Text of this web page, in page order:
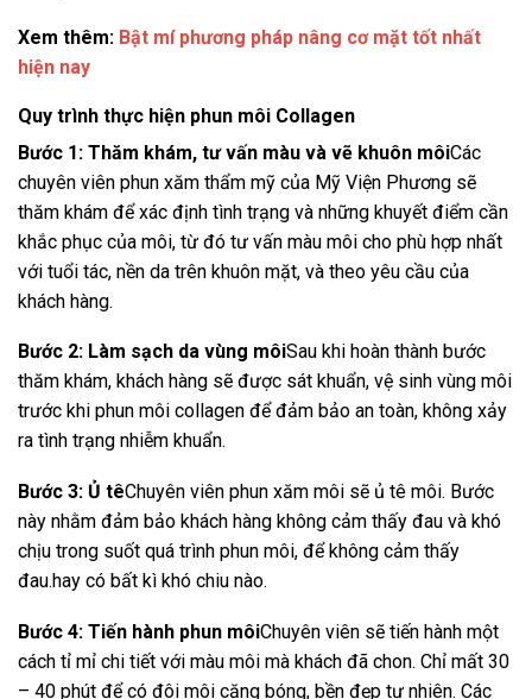
Xem thêm: Bật mí phương pháp nâng cơ mặt tốt nhất
hiện nay
Quy trình thực hiện phun môi Collagen
Bước 1: Thăm khám, tư vấn màu và vẽ khuôn môiCác
chuyên viên phun xăm thẩm mỹ của Mỹ Viện Phương sẽ
thăm khám để xác định tình trạng và những khuyết điểm cần
khắc phục của môi, từ đó tư vấn màu môi cho phù hợp nhất
với tuổi tác, nền da trên khuôn mặt, và theo yêu cầu của
khách hàng.
Bước 2: Làm sạch da vùng môiSau khi hoàn thành bước
thăm khám, khách hàng sẽ được sát khuẩn, vệ sinh vùng môi
trước khi phun môi collagen để đảm bảo an toàn, không xảy
ra tình trạng nhiễm khuẩn.
Bước 3: Ủ têChuyên viên phun xăm môi sẽ ủ tê môi. Bước
này nhằm đảm bảo khách hàng không cảm thấy đau và khó
chịu trong suốt quá trình phun môi, để không cảm thấy
đau.hay có bất kì khó chiu nào.
Bước 4: Tiến hành phun môiChuyên viên sẽ tiến hành một
cách tỉ mỉ chi tiết với màu môi mà khách đã chon. Chỉ mất 30
– 40 phút để có đôi môi căng bóng, bền đẹp tự nhiên. Các